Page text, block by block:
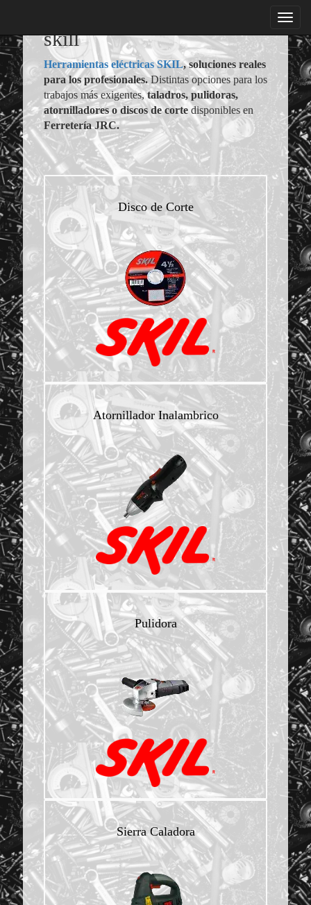
menu
skill
Herramientas eléctricas SKIL, soluciones reales
para los profesionales.Distintas opciones para los
trabajos más exigentes,taladros, pulidoras,
atornilladores o discos de cortedisponibles en
Ferretería JRC.
Disco de Corte
Atornillador Inalambrico
Pulidora
Sierra Caladora